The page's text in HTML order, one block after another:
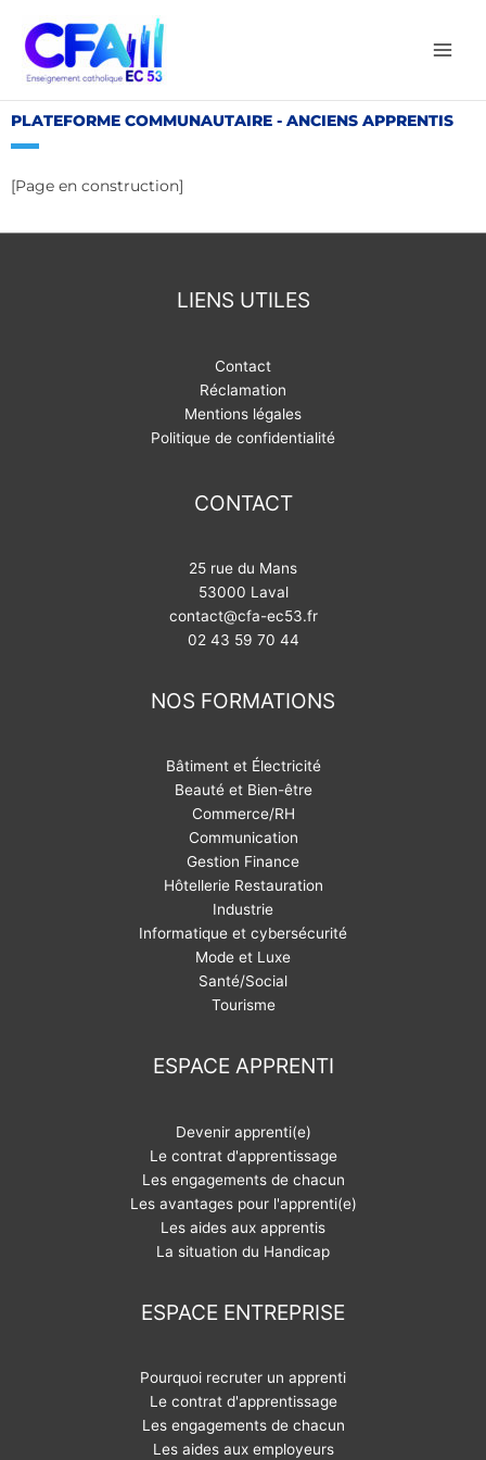
contenu
PLATEFORME COMMUNAUTAIRE - ANCIENS APPRENTIS
[Page en construction]
LIENS UTILES
Contact
Réclamation
Mentions légales
Politique de confidentialité
CONTACT
25 rue du Mans
53000 Laval
contact@cfa-ec53.fr
02 43 59 70 44
NOS FORMATIONS
Bâtiment et Électricité
Beauté et Bien-être
Commerce/RH
Communication
Gestion Finance
Hôtellerie Restauration
Industrie
Informatique et cybersécurité
Mode et Luxe
Santé/Social
Tourisme
ESPACE APPRENTI
Devenir apprenti(e)
Le contrat d'apprentissage
Les engagements de chacun
Les avantages pour l'apprenti(e)
Les aides aux apprentis
La situation du Handicap
ESPACE ENTREPRISE
Pourquoi recruter un apprenti
Le contrat d'apprentissage
Les engagements de chacun
Les aides aux employeurs